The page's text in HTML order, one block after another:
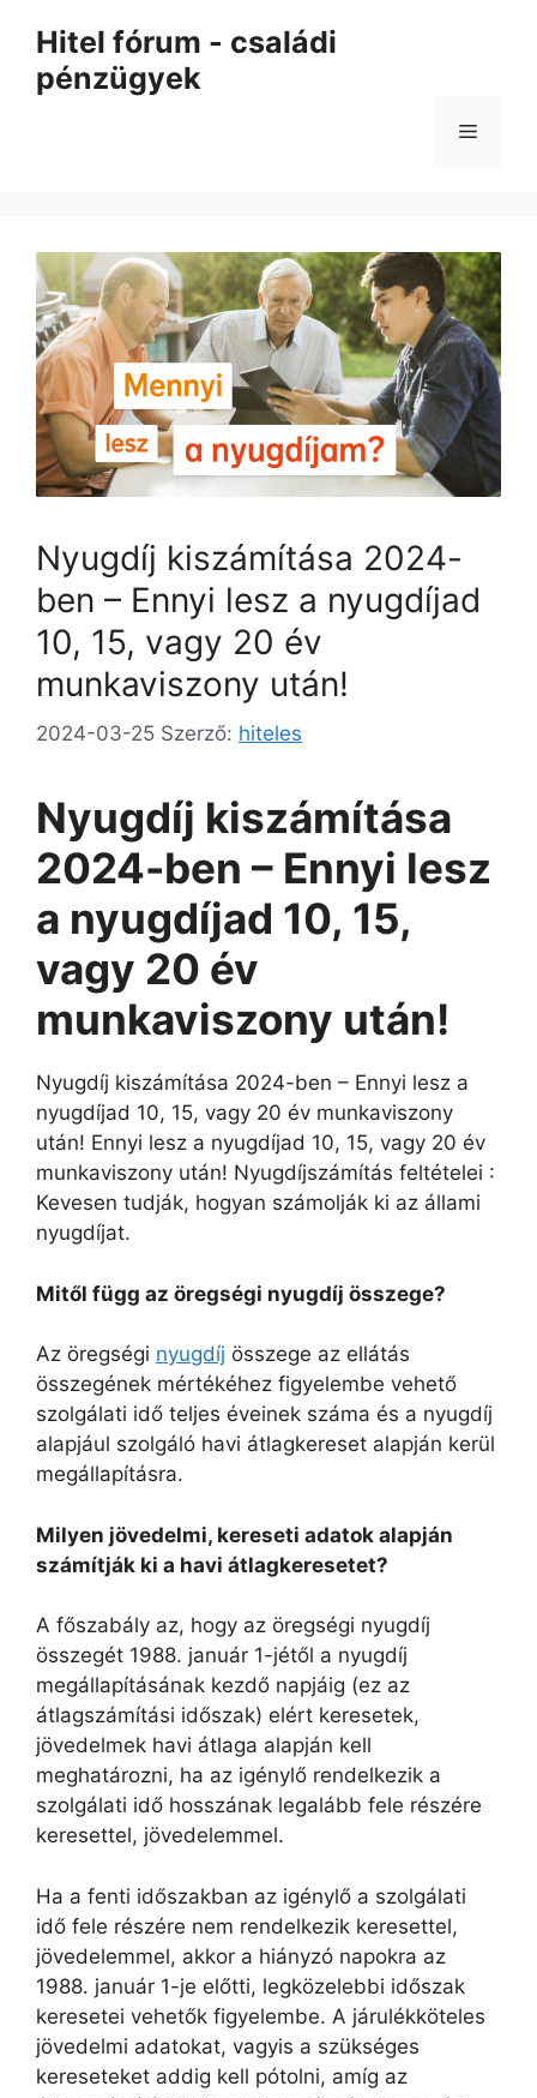
tartalomba
Hitel fórum - családi
pénzügyek
Menü
Nyugdíj kiszámítása 2024-
ben – Ennyi lesz a nyugdíjad
10, 15, vagy 20 év
munkaviszony után!
2024-03-25 Szerző: hiteles
Nyugdíj kiszámítása
2024-ben – Ennyi lesz
a nyugdíjad 10, 15,
vagy 20 év
munkaviszony után!
Nyugdíj kiszámítása 2024-ben – Ennyi lesz a
nyugdíjad 10, 15, vagy 20 év munkaviszony
után! Ennyi lesz a nyugdíjad 10, 15, vagy 20 év
munkaviszony után! Nyugdíjszámítás feltételei :
Kevesen tudják, hogyan számolják ki az állami
nyugdíjat.
Mitől függ az öregségi nyugdíj összege?
Az öregségi nyugdíj összege az ellátás
összegének mértékéhez figyelembe vehető
szolgálati idő teljes éveinek száma és a nyugdíj
alapjául szolgáló havi átlagkereset alapján kerül
megállapításra.
Milyen jövedelmi, kereseti adatok alapján
számítják ki a havi átlagkeresetet?
A főszabály az, hogy az öregségi nyugdíj
összegét 1988. január 1-jétől a nyugdíj
megállapításának kezdő napjáig (ez az
átlagszámítási időszak) elért keresetek,
jövedelmek havi átlaga alapján kell
meghatározni, ha az igénylő rendelkezik a
szolgálati idő hosszának legalább fele részére
keresettel, jövedelemmel.
Ha a fenti időszakban az igénylő a szolgálati
idő fele részére nem rendelkezik keresettel,
jövedelemmel, akkor a hiányzó napokra az
1988. január 1-je előtti, legközelebbi időszak
keresetei vehetők figyelembe. A járulékköteles
jövedelmi adatokat, vagyis a szükséges
kereseteket addig kell pótolni, amíg az